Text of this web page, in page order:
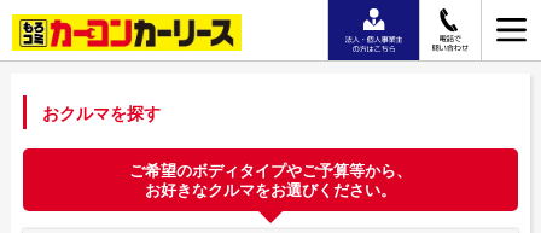
おクルマを探す
ご希望のボディタイプやご予算等から、
お好きなクルマをお選びください。